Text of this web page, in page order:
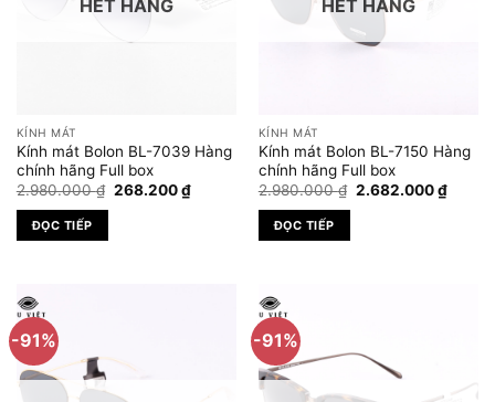
HẾT HÀNG
KÍNH MÁT
Kính mát Bolon BL-7039 Hàng
chính hãng Full box
2.980.000₫ Giá
268.200₫Giá
hiện
268.200 ₫.
ĐỌC TIẾP
HẾT HÀNG
KÍNH MÁT
Kính mát Bolon BL-7150 Hàng
chính hãng Full box
2.980.000₫ Giá
2.682.000₫Giá
hiện
ĐỌC TIẾP
-91% -91%